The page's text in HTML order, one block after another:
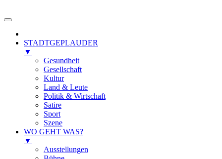
STADTGEPLAUDER
▼
Gesundheit
Gesellschaft
Kultur
Land & Leute
Politik & Wirtschaft
Satire
Sport
Szene
WO GEHT WAS?
▼
Ausstellungen